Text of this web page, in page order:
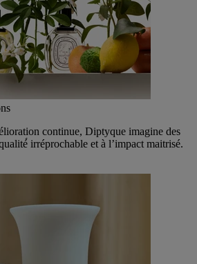
continue, Diptyque imagine des
irréprochable et à l’impact maitrisé.